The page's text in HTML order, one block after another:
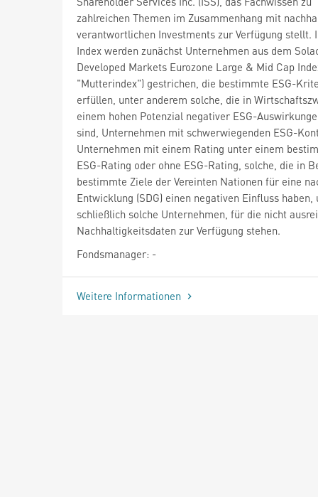
zahlreichen Themen im Zusammenhang mit
verantwortlichen Investments zur Verfügung stellt.
Index werden zunächst Unternehmen aus dem
Developed Markets Eurozone Large & Mid Cap
"Mutterindex") gestrichen, die bestimmte ESG-
erfüllen, unter anderem solche, die in
einem hohen Potenzial negativer ESG-
sind, Unternehmen mit schwerwiegenden ESG-
Unternehmen mit einem Rating unter einem
ESG-Rating oder ohne ESG-Rating, solche, die in
bestimmte Ziele der Vereinten Nationen für eine
Entwicklung (SDG) einen negativen Einfluss haben,
schließlich solche Unternehmen, für die nicht
Nachhaltigkeitsdaten zur Verfügung stehen.
Fondsmanager: -
Weitere Informationen